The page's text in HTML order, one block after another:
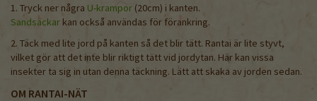
1. Tryck ner några U-krampor (20cm) i kanten.
Sandsäckar kan också användas för förankring.
2. Täck med lite jord på kanten så det blir tätt. Rantai är lite styvt,
vilket gör att det inte blir riktigt tätt vid jordytan. Här kan vissa
insekter ta sig in utan denna täckning. Lätt att skaka av jorden sedan.
OM RANTAI-NÄT